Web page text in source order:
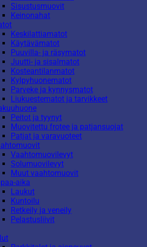
Sisustusmuovit
Keinonahat
Keskilattiamatot
Käytävämatot
Puuvilla- ja räsymatot
Juutti- ja sisalmatot
Kosteantilanmatot
Kylpyhuonematot
Parveke ja kynnysmatot
Liukuestematot ja tarvikkeet
Peitot ja tyynyt
Muovitettu frotee ja patjansuojat
Patjat ja varavuoteet
Vaahtomuovilevyt
Solumuovilevyt
Muut vaahtomuovit
aika
Laukut
Kuntoilu
Retkeily ja veneily
Pelastusliivit